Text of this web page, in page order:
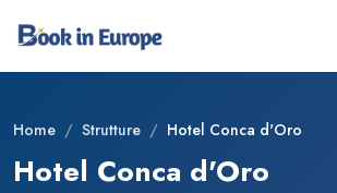
Home / Strutture / Hotel Conca d'Oro
Hotel Conca d'Oro